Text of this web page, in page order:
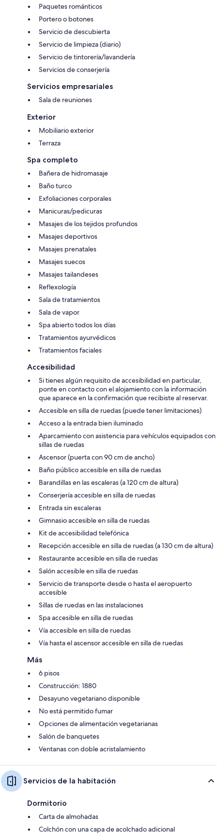
Paquetes románticos
Portero o botones
Servicio de descubierta
Servicio de limpieza (diario)
Servicio de tintorería/lavandería
Servicios de conserjería
Servicios empresariales
Sala de reuniones
Exterior
Mobiliario exterior
Terraza
Spa completo
Bañera de hidromasaje
Baño turco
Exfoliaciones corporales
Manicuras/pedicuras
Masajes de los tejidos profundos
Masajes deportivos
Masajes prenatales
Masajes suecos
Masajes tailandeses
Reflexología
Sala de tratamientos
Sala de vapor
Spa abierto todos los días
Tratamientos ayurvédicos
Tratamientos faciales
Accesibilidad
Si tienes algún requisito de accesibilidad en particular,
ponte en contacto con el alojamiento con la información
que aparece en la confirmación que recibiste al reservar.
Accesible en silla de ruedas (puede tener limitaciones)
Acceso a la entrada bien iluminado
Aparcamiento con asistencia para vehículos equipados con
sillas de ruedas
Ascensor (puerta con 90 cm de ancho)
Baño público accesible en silla de ruedas
Barandillas en las escaleras (a 120 cm de altura)
Conserjería accesible en silla de ruedas
Entrada sin escaleras
Gimnasio accesible en silla de ruedas
Kit de accesibilidad telefónica
Recepción accesible en silla de ruedas (a 130 cm de altura)
Restaurante accesible en silla de ruedas
Salón accesible en silla de ruedas
Servicio de transporte desde o hasta el aeropuerto
accesible
Sillas de ruedas en las instalaciones
Spa accesible en silla de ruedas
Vía accesible en silla de ruedas
Vía hasta el ascensor accesible en silla de ruedas
Más
6 pisos
Construcción: 1880
Desayuno vegetariano disponible
No está permitido fumar
Opciones de alimentación vegetarianas
Salón de banquetes
Ventanas con doble acristalamiento
Servicios de la habitación
Dormitorio
Carta de almohadas
Colchón con una capa de acolchado adicional